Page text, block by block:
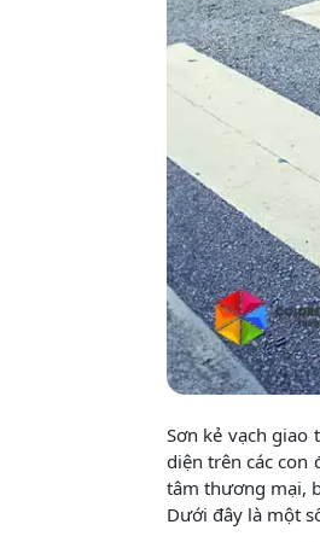
Sơn kẻ vạch giao
diện trên các con
tâm thương mại,
Dưới đây là một